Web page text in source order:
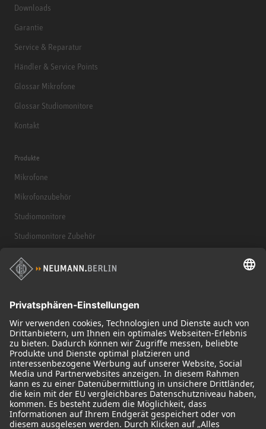
Downloads
Garantie
Service & Reparatur
Händler & Service Points
Glossar Mikrofone
Glossar Studiomonitore
Kontakt
Produkte
Mikrofone
Mikrofonzubehör
Studiomonitore
Studiomonitore Zubehör
Kopfhörer
Historische Mikrofone